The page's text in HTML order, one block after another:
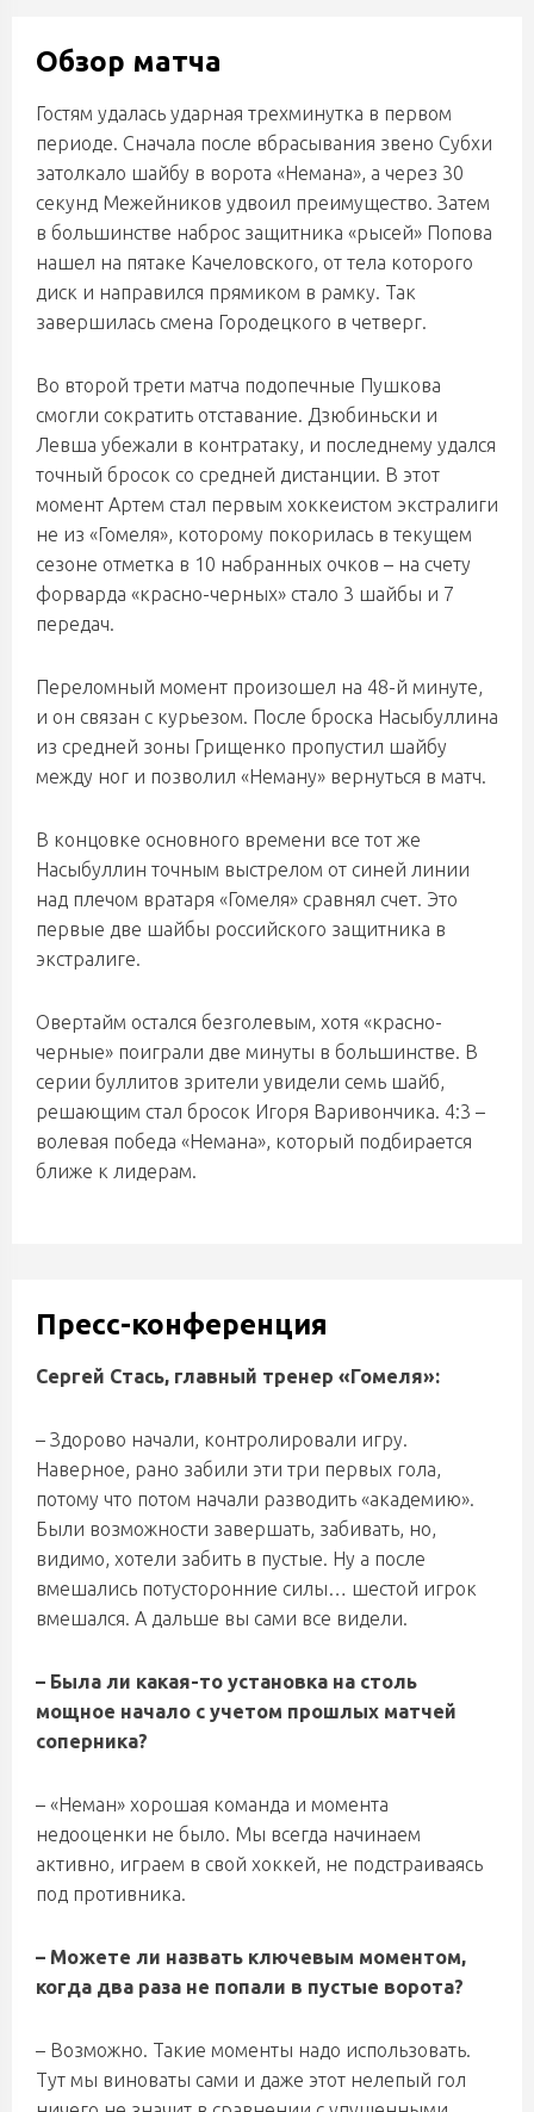
Обзор матча
Гостям удалась ударная трехминутка в первом
периоде. Сначала после вбрасывания звено Субхи
затолкало шайбу в ворота «Немана», а через 30
секунд Межейников удвоил преимущество. Затем
в большинстве наброс защитника «рысей» Попова
нашел на пятаке Качеловского, от тела которого
диск и направился прямиком в рамку. Так
завершилась смена Городецкого в четверг.
Во второй трети матча подопечные Пушкова
смогли сократить отставание. Дзюбиньски и
Левша убежали в контратаку, и последнему удался
точный бросок со средней дистанции. В этот
момент Артем стал первым хоккеистом экстралиги
не из «Гомеля», которому покорилась в текущем
сезоне отметка в 10 набранных очков – на счету
форварда «красно-черных» стало 3 шайбы и 7
передач.
Переломный момент произошел на 48-й минуте,
и он связан с курьезом. После броска Насыбуллина
из средней зоны Грищенко пропустил шайбу
между ног и позволил «Неману» вернуться в матч.
В концовке основного времени все тот же
Насыбуллин точным выстрелом от синей линии
над плечом вратаря «Гомеля» сравнял счет. Это
первые две шайбы российского защитника в
экстралиге.
Овертайм остался безголевым, хотя «красно-
черные» поиграли две минуты в большинстве. В
серии буллитов зрители увидели семь шайб,
решающим стал бросок Игоря Варивончика. 4:3 –
волевая победа «Немана», который подбирается
ближе к лидерам.
Пресс-конференция
Сергей Стась, главный тренер «Гомеля»:
– Здорово начали, контролировали игру.
Наверное, рано забили эти три первых гола,
потому что потом начали разводить «академию».
Были возможности завершать, забивать, но,
видимо, хотели забить в пустые. Ну а после
вмешались потусторонние силы… шестой игрок
вмешался. А дальше вы сами все видели.
– Была ли какая-то установка на столь
мощное начало с учетом прошлых матчей
соперника?
– «Неман» хорошая команда и момента
недооценки не было. Мы всегда начинаем
активно, играем в свой хоккей, не подстраиваясь
под противника.
– Можете ли назвать ключевым моментом,
когда два раза не попали в пустые ворота?
– Возможно. Такие моменты надо использовать.
Тут мы виноваты сами и даже этот нелепый гол